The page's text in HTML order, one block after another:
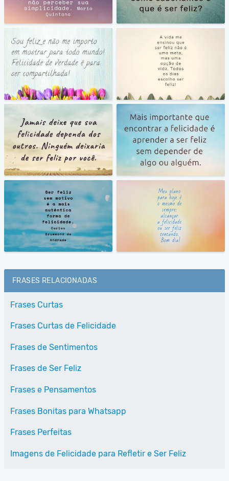
FRASES RELACIONADAS
Frases Curtas
Frases Curtas de Felicidade
Frases de Sentimentos
Frases de Ser Feliz
Frases e Pensamentos
Frases Bonitas para Whatsapp
Frases Perfeitas
Imagens de Felicidade para Refletir e Ser Feliz